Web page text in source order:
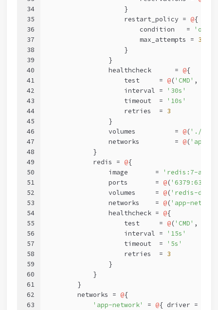
34
35
36
37
38
39
40
41
42
43
44
45
46
47
48
49
50
51
52
53
54
55
56
57
58
59
60
61
62
63
                    }
                    restart_policy =
@{
                        condition   =
'on-
                        max_attempts =
3
                    }
                }
                healthcheck      =
@{
                    test     =
@('CMD' ,
                    interval =
'30s'
                    timeout  =
'10s'
                    retries  =
3
                }
                volumes          =
@('./
                networks         =
@('app-
            }
            redis =
@{
                image       =
'redis:7-
                ports       =
@('6379:6379'
                volumes     =
@('redis-
                networks    =
@('app-
                healthcheck =
@{
                    test     =
@('CMD' ,
                    interval =
'15s'
                    timeout  =
'5s'
                    retries  =
3
                }
            }
        }
        networks =
@{
'app-network'
= @{ driver =